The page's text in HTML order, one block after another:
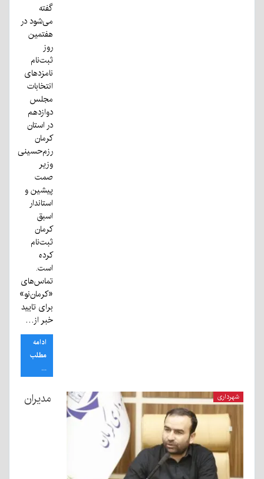
گفته
می‌شود در
هفتمین
روز
ثبت‌نام
نامزدهای
انتخابات
مجلس
دوازدهم
در استان
کرمان
رزم‌حسینی
وزیر
صمت
پیشین و
استاندار
اسبق
کرمان
ثبت‌نام
کرده‌
است.
تماس‌های
«کرمان‌نو»
برای تایید
خبر از…
ادامه
مطلب
...
شهرداری مدیران